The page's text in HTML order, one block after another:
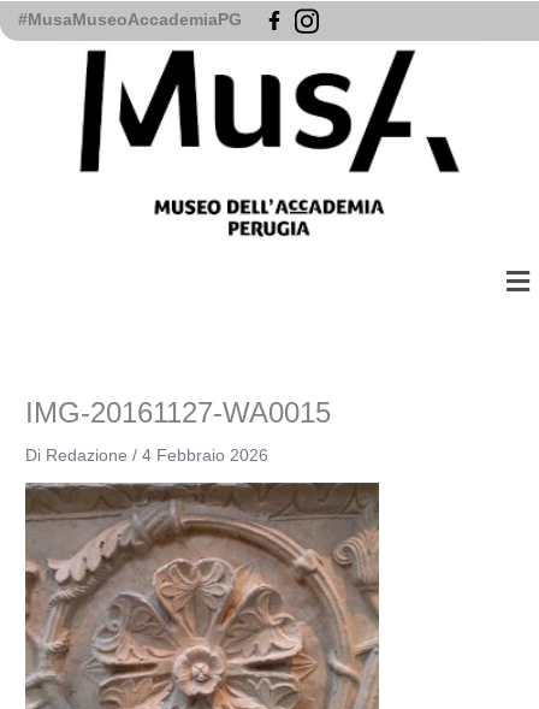
Vai
al
#MusaMuseoAccademiaPG
IMG-20161127-WA0015
Di Redazione/4 Febbraio 2026